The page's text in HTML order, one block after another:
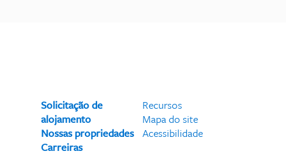
Solicitação de
alojamento
Nossas propriedades
Carreiras
Recursos
Mapa do site
Acessibilidade